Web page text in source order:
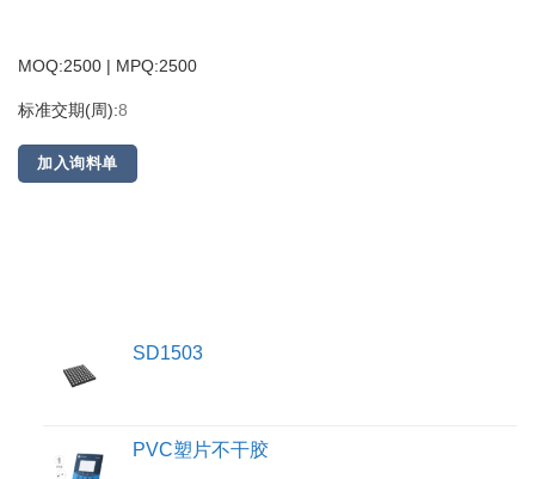
MOQ:2500 | MPQ:2500
标准交期(周):8
加入询料单
SD1503
PVC塑片不干胶